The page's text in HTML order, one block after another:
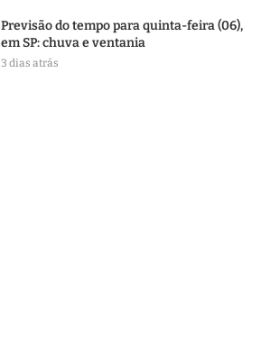
Previsão do tempo para quinta-feira (06),
em SP: chuva e ventania
3 dias atrás